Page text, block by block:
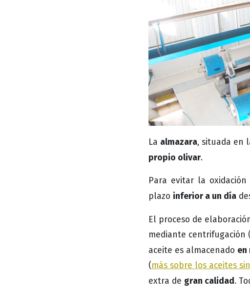
La almazara, situada en
propio olivar.
Para evitar la
plazo inferior a un día
El proceso de
mediante centrifugación
aceite es almacenado en
(más sobre los aceites
extra de gran calidad.